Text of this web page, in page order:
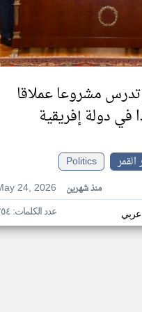
مشروعا عملاقا
في دولة إفريقية
Politics
24, 2026
منذ شهرين
عربي عدد الكلمات: ٢٥٤